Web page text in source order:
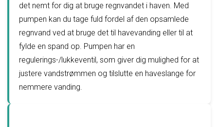
det nemt for dig at bruge regnvandet i haven. Med
pumpen kan du tage fuld fordel af den opsamlede
regnvand ved at bruge det til havevanding eller til at
fylde en spand op. Pumpen har en
regulerings-/lukkeventil, som giver dig mulighed for at
justere vandstrømmen og tilslutte en haveslange for
nemmere vanding.